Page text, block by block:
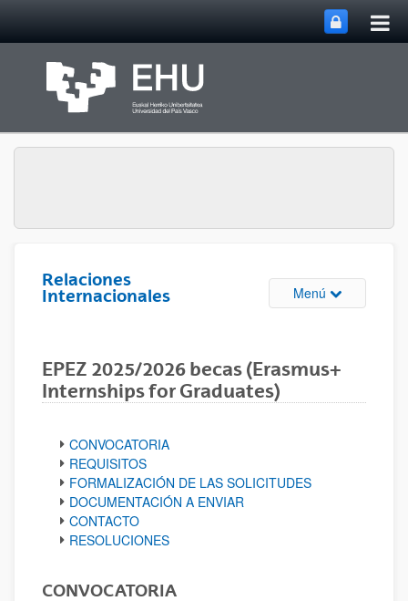
Relaciones
Internacionales
Menú Abrir/cerrar
EPEZ 2025/2026 becas (Erasmus+
Internships for Graduates)
CONVOCATORIA
REQUISITOS
FORMALIZACIÓN DE LAS SOLICITUDES
DOCUMENTACIÓN A ENVIAR
CONTACTO
RESOLUCIONES
CONVOCATORIA